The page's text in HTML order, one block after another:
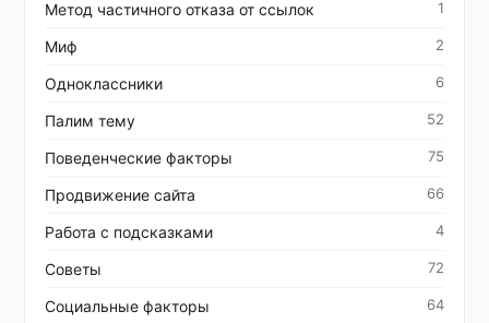
Метод частичного отказа от ссылок 1
Миф 2
Одноклассники 6
Палим тему 52
Поведенческие факторы 75
Продвижение сайта 66
Работа с подсказками 4
Советы 72
Социальные факторы 64